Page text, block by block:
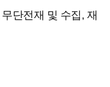
단전재 및 수집, 재